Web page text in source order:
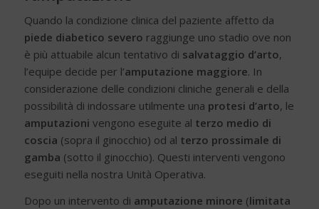
Quando la condizione clinica del paziente affetto da
piede diabetico severo raggiunge uno stadio ove non
è più attuabile alcun tentativo di salvataggio d’arto,
l’equipe decide per l’amputazione maggiore. In
considerazione delle condizioni cliniche generali e della
possibilità di indossare utilmente una protesi d’arto, le
amputazioni vengono eseguite al terzo medio di
coscia (sopra il ginocchio) od al terzo prossimale di
gamba (sotto il ginocchio). Questi interventi vengono
eseguiti nella nostra Unità Operativa.
Dopo un intervento di amputazione minore (limitata